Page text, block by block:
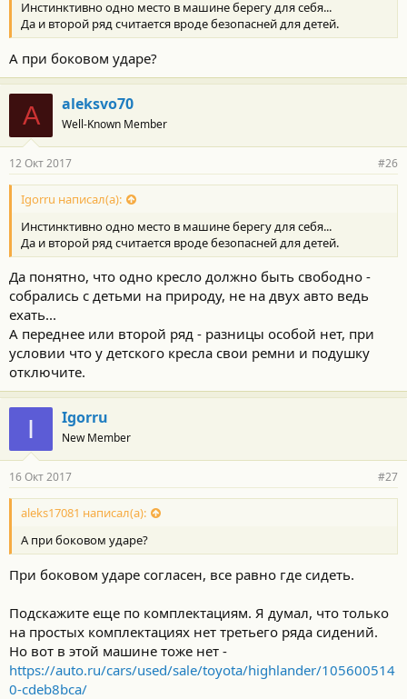
Инстинктивно одно место в машине берегу для себя...
Да и второй ряд считается вроде безопасней для детей.
А при боковом ударе?
A aleksvo70
Well-Known Member
12 Окт 2017 #26
Igorru написал(а):
Инстинктивно одно место в машине берегу для себя...
Да и второй ряд считается вроде безопасней для детей.
Да понятно, что одно кресло должно быть свободно -
собрались с детьми на природу, не на двух авто ведь
ехать...
А переднее или второй ряд - разницы особой нет, при
условии что у детского кресла свои ремни и подушку
отключите.
I Igorru
New Member
16 Окт 2017 #27
aleks17081 написал(а):
А при боковом ударе?
При боковом ударе согласен, все равно где сидеть.
Подскажите еще по комплектациям. Я думал, что только
на простых комплектациях нет третьего ряда сидений.
Но вот в этой машине тоже нет -
https://auto.ru/cars/used/sale/toyota/highlander/105600514
0-cdeb8bca/